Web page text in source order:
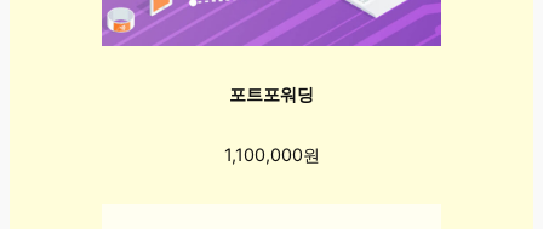
포트포워딩
1,100,000원